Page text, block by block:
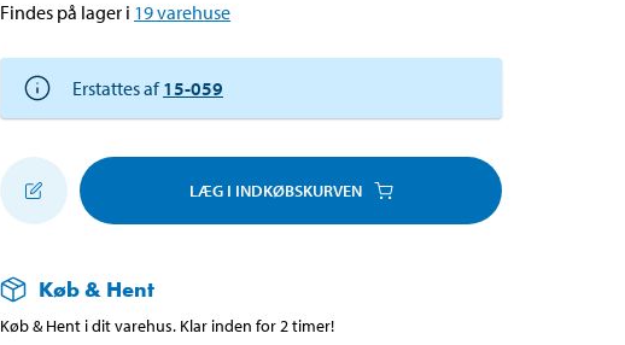
Findes på lager i 19varehuse
Erstattes af 15-059
LÆG I INDKØBSKURVEN
Køb & Hent
Køb & Hent i dit varehus. Klar inden for 2 timer!